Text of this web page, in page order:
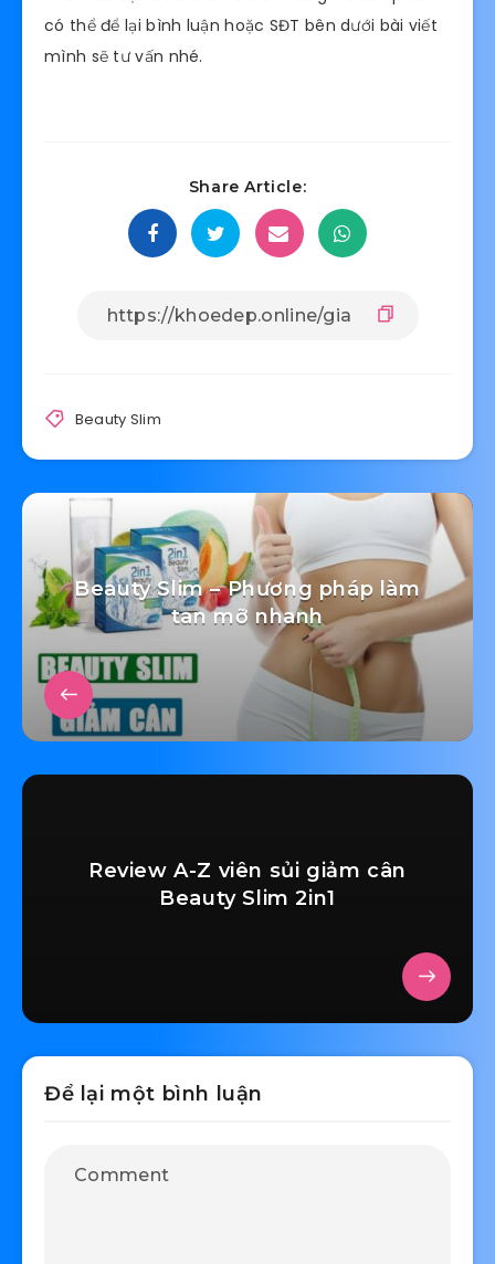
có thể để lại bình luận hoặc SĐT bên dưới bài viết
mình sẽ tư vấn nhé.
Share Article:
Beauty Slim
Beauty Slim – Phương pháp làm
tan mỡ nhanh
Review A-Z viên sủi giảm cân
Beauty Slim 2in1
Để lại một bình luận